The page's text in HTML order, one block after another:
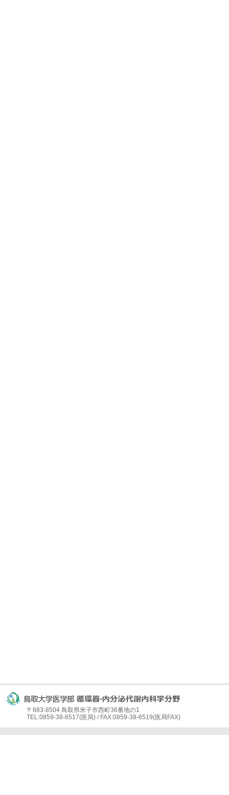
〒683-8504 鳥取県米子市西町36番地の1
TEL:0859-38-6517(医局) / FAX:0859-38-6519(医局FAX)